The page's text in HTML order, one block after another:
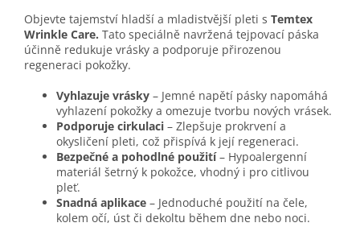
Objevte tajemství hladší a mladistvější pleti s Temtex
Wrinkle Care. Tato speciálně navržená tejpovací páska
účinně redukuje vrásky a podporuje přirozenou
regeneraci pokožky.
Vyhlazuje vrásky – Jemné napětí pásky napomáhá
vyhlazení pokožky a omezuje tvorbu nových vrásek.
Podporuje cirkulaci – Zlepšuje prokrvení a
okysličení pleti, což přispívá k její regeneraci.
Bezpečné a pohodlné použití– Hypoalergenní
materiál šetrný k pokožce, vhodný i pro citlivou
pleť.
Snadná aplikace – Jednoduché použití na čele,
kolem očí, úst či dekoltu během dne nebo noci.